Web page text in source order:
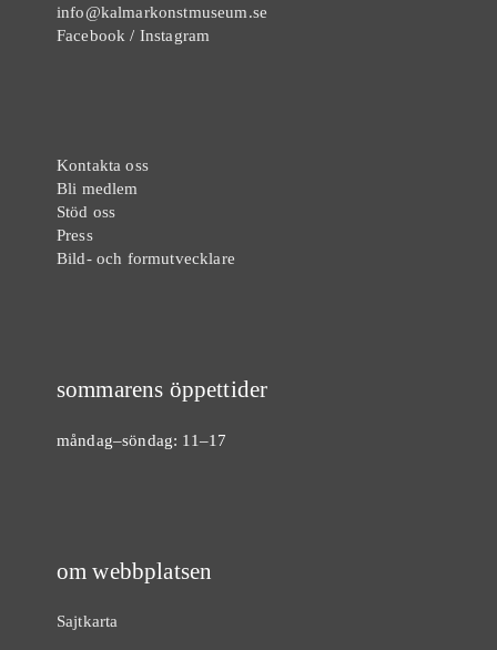
info@kalmarkonstmuseum.se
Facebook / Instagram
Kontakta oss
Bli medlem
Stöd oss
Press
Bild- och formutvecklare
sommarens öppettider
måndag–söndag: 11–17
om webbplatsen
Sajtkarta